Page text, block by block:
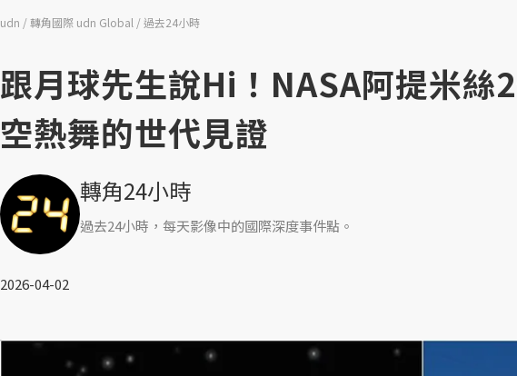
udn 轉角國際 udn Global 過去24小時
跟月球先生說Hi！NASA阿提米
空熱舞的世代見證
轉角24小時
過去24小時，每天影像中的國際深度事件點。
2026-04-02